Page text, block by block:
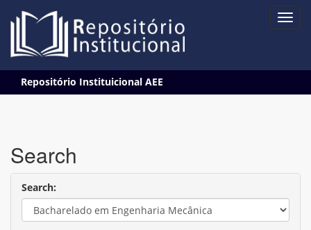
navigation
Repositório Instituicional AEE
Search
Search: